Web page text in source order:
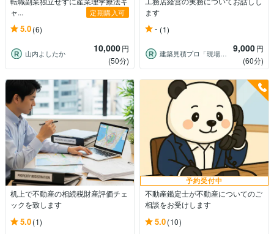
ャ...
定期購入可
5.0(6)
山内よしたか 10,000円
(50分)
ます
- (1)
建築見積プロ「現場目線の建築相談」 9,000円
(60分)
机上で不動産の相続税財産評価チェ
ックを致します
5.0(1)
予約受付中
不動産鑑定士が不動産についてのご
相談をお受けします
5.0(10)